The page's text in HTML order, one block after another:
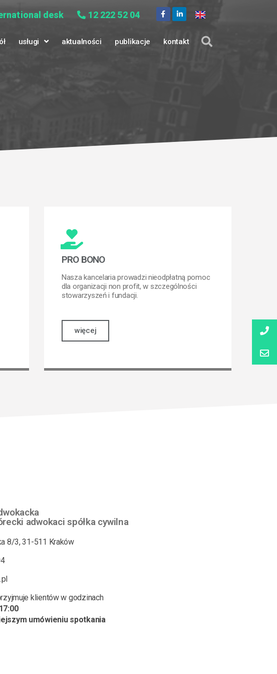
desk 12 222 52 04
usługi aktualności publikacje kontakt
PRO BONO
Nasza kancelaria prowadzi nieodpłatną pomoc
dla organizacji non profit, w szczególności
stowarzyszeń i fundacji.
więcej
adwokaci spółka cywilna
8/3, 31-511 Kraków
klientów w godzinach
umówieniu spotkania